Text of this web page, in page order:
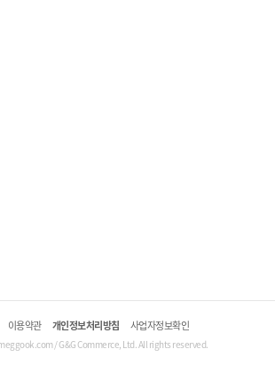
이용약관 개인정보처리방침 사업자정보확인
/ G&G Commerce, Ltd. All rights reserved.